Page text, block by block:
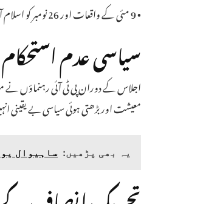
• 9 مئی کے واقعات اور 26 نومبر کو اسلام آباد میں کارکنان کے خلاف کریک ڈاؤن کی تحقیقات کے لیے ایک عدالتی کمیشن کی تشکیل۔
سیاسی عدم
اجلاس کے دوران پی ٹی آئی رہنماؤں نے
معیشت اور بڑھتی ہوئی سیاسی بے
یہ بھی پڑھیں: ساہیوال